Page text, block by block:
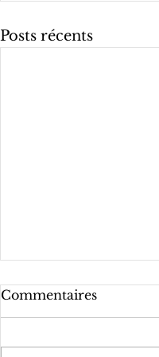
Posts récents
Commentaires